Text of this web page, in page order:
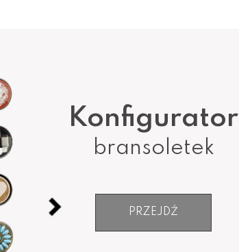
Konfigurator
bransoletek
PRZEJDŹ